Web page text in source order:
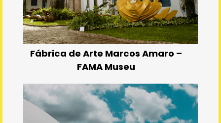
Fábrica de Arte Marcos Amaro –
FAMA Museu